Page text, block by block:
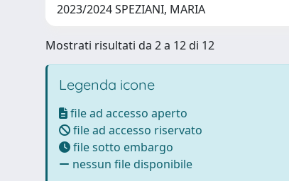
2023/2024 SPEZIANI, MARIA
Mostrati risultati da 2 a 12 di 12
Legenda icone
file ad accesso aperto
file ad accesso riservato
file sotto embargo
nessun file disponibile